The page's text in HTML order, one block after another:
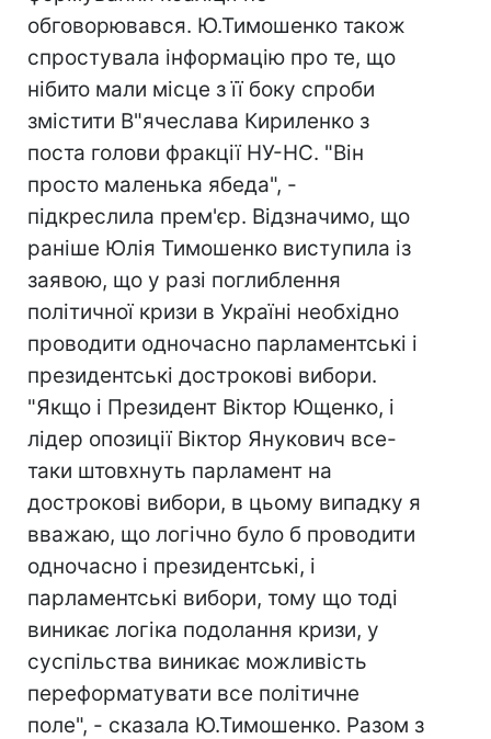
обговорювався. Ю.Тимошенко також
спростувала інформацію про те, що
нібито мали місце з її боку спроби
змістити В"ячеслава Кириленко з
поста голови фракції НУ-НС. "Він
просто маленька ябеда", -
підкреслила прем'єр. Відзначимо, що
раніше Юлія Тимошенко виступила із
заявою, що у разі поглиблення
політичної кризи в Україні необхідно
проводити одночасно парламентські і
президентські дострокові вибори.
"Якщо і Президент Віктор Ющенко, і
лідер опозиції Віктор Янукович все-
таки штовхнуть парламент на
дострокові вибори, в цьому випадку я
вважаю, що логічно було б проводити
одночасно і президентські, і
парламентські вибори, тому що тоді
виникає логіка подолання кризи, у
суспільства виникає можливість
переформатувати все політичне
поле", - сказала Ю.Тимошенко. Разом з